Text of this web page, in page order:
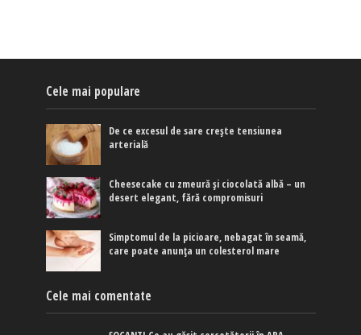
Cele mai populare
De ce excesul de sare crește tensiunea
arterială
Cheesecake cu zmeură și ciocolată albă – un
desert elegant, fără compromisuri
Simptomul de la picioare, nebagat în seamă,
care poate anunța un colesterol mare
Cele mai comentate